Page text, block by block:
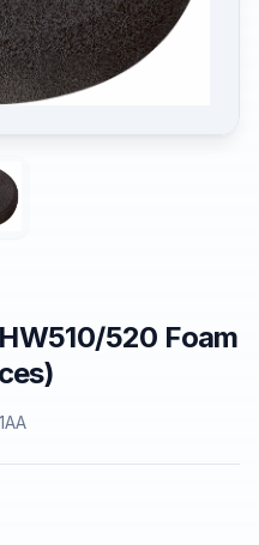
520 Foam